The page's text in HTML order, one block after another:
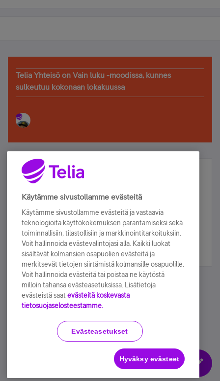
Telia Yhteisö on Vain luku -moodissa, kunnes
sulkeutuu kokonaan lokakuussa
Älä jää paitsi – osallistu ja voita!
Tilaa Telian uutiskirje ja olet mukana arvonnassa.
sähköpostiisi.
Tilaa nyt
Käyttöehdot Accessibility statement
Evästeasetukset
Käytämme sivustollamme evästeitä
Käytämme sivustollamme evästeitä ja vastaavia
teknologioita käyttökokemuksen parantamiseksi sekä
toiminnallisiin, tilastollisiin ja markkinointitarkoituksiin.
Voit hallinnoida evästevalintojasi alla. Kaikki luokat
sisältävät kolmansien osapuolien evästeitä ja
merkitsevät tietojen siirtämistä kolmansille osapuolille.
Voit hallinnoida evästeitä tai poistaa ne käytöstä
milloin tahansa evästeasetuksissa. Lisätietoja
evästeistä saat evästeitä koskevasta
tietosuojaselosteestamme.
Evästeasetukset
Hyväksy evästeet